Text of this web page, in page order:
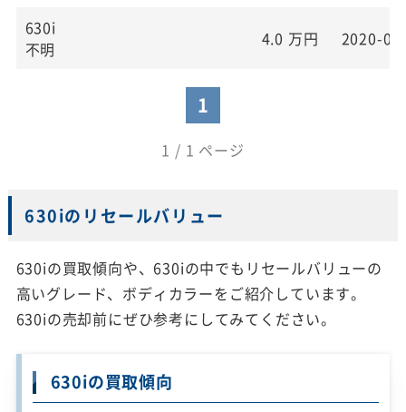
630i
不明
4.0 万円 2020-
1
1 / 1 ページ
630iのリセールバリュー
630iの買取傾向や、630iの中でもリセールバリューの
高いグレード、ボディカラーをご紹介しています。
630iの売却前にぜひ参考にしてみてください。
630iの買取傾向